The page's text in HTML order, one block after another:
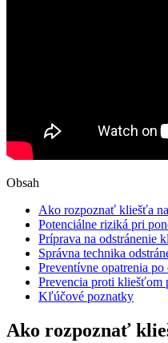
Obsah
Ako rozpoznať kliešťa
Potenciálne ⁤riziká ‍pri‍
Príprava na odstránenie
Správna technika
Preventívne opatrenia
Prevencia ⁤proti kliešťom
Kľúčové poznatky
Ako rozpoznať